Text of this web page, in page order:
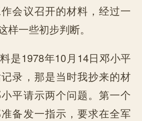
会议召开的材料，经过一
样一些初步判断。
是1978年10月14日邓小平
录，那是当时我抄来的材
平请示两个问题。第一个
备发一指示，要求在全军